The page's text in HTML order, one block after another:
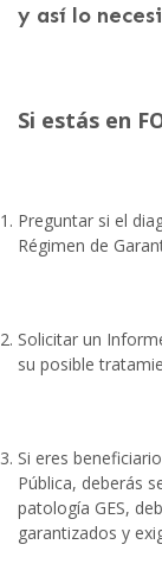
y así lo
Si estás en
Preguntar si el
Régimen de
Solicitar un
su posible
Si eres
Pública, deberás
patología GES,
garantizados y